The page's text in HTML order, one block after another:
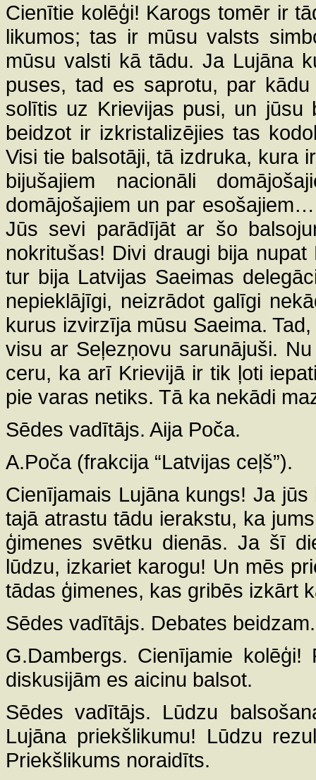
Cienītie kolēģi! Karogs tomēr ir
likumos; tas ir mūsu valsts
mūsu valsti kā tādu. Ja Lujāna
puses, tad es saprotu, par
solītis uz Krievijas pusi, un jūsu
beidzot ir izkristalizējies tas
Visi tie balsotāji, tā izdruka, kura
bijušajiem nacionāli
domājošajiem un par
Jūs sevi parādījāt ar šo
nokritušas! Divi draugi bija
tur bija Latvijas Saeimas
nepieklājīgi, neizrādot galīgi
kurus izvirzīja mūsu Saeima.
visu ar Seļezņovu sarunājuši.
ceru, ka arī Krievijā ir tik ļoti
pie varas netiks. Tā ka nekādi
Sēdes vadītājs. Aija Poča.
A.Poča (frakcija “Latvijas ceļš”).
Cienījamais Lujāna kungs! Ja
tajā atrastu tādu ierakstu, ka
ģimenes svētku dienās. Ja šī
lūdzu, izkariet karogu! Un mēs
tādas ģimenes, kas gribēs izkārt
Sēdes vadītājs. Debates
G.Dambergs. Cienījamie
diskusijām es aicinu balsot.
Sēdes vadītājs. Lūdzu
Lujāna priekšlikumu! Lūdzu
Priekšlikums noraidīts.